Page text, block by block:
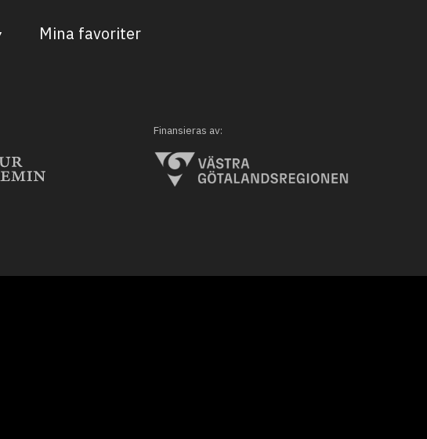
Mina favoriter
Finansieras av: